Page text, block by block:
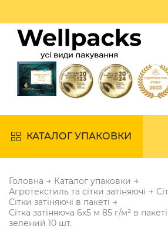
КАТАЛОГ УПАКОВКИ
Головна → Каталог упаковки →
Агротекстиль та сітки затіняючі →
Сітки затіняючі в пакеті →
Сітка затіняюча 6х5 м 85 г/м² в
зелений 10 шт.